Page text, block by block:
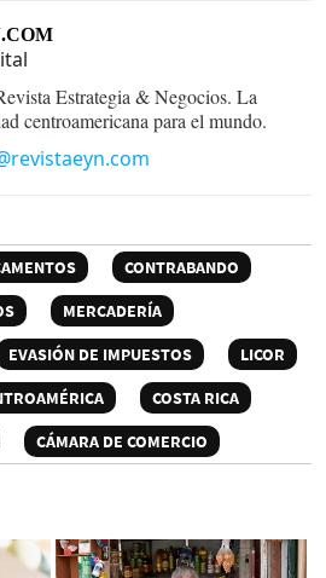
Estrategia & Negocios. La
centroamericana para el mundo.
CONTRABANDO
MERCADERÍA
EVASIÓN DE IMPUESTOS
LICOR
COSTA RICA
CÁMARA DE COMERCIO